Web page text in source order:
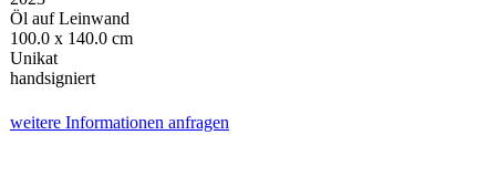
Öl auf Leinwand
100.0 x 140.0 cm
Unikat
handsigniert
weitere Informationen anfragen